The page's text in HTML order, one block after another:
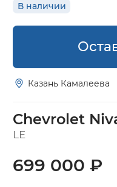
В наличии
Казань Камалеева
Chevrolet
LE
699 000 ₽